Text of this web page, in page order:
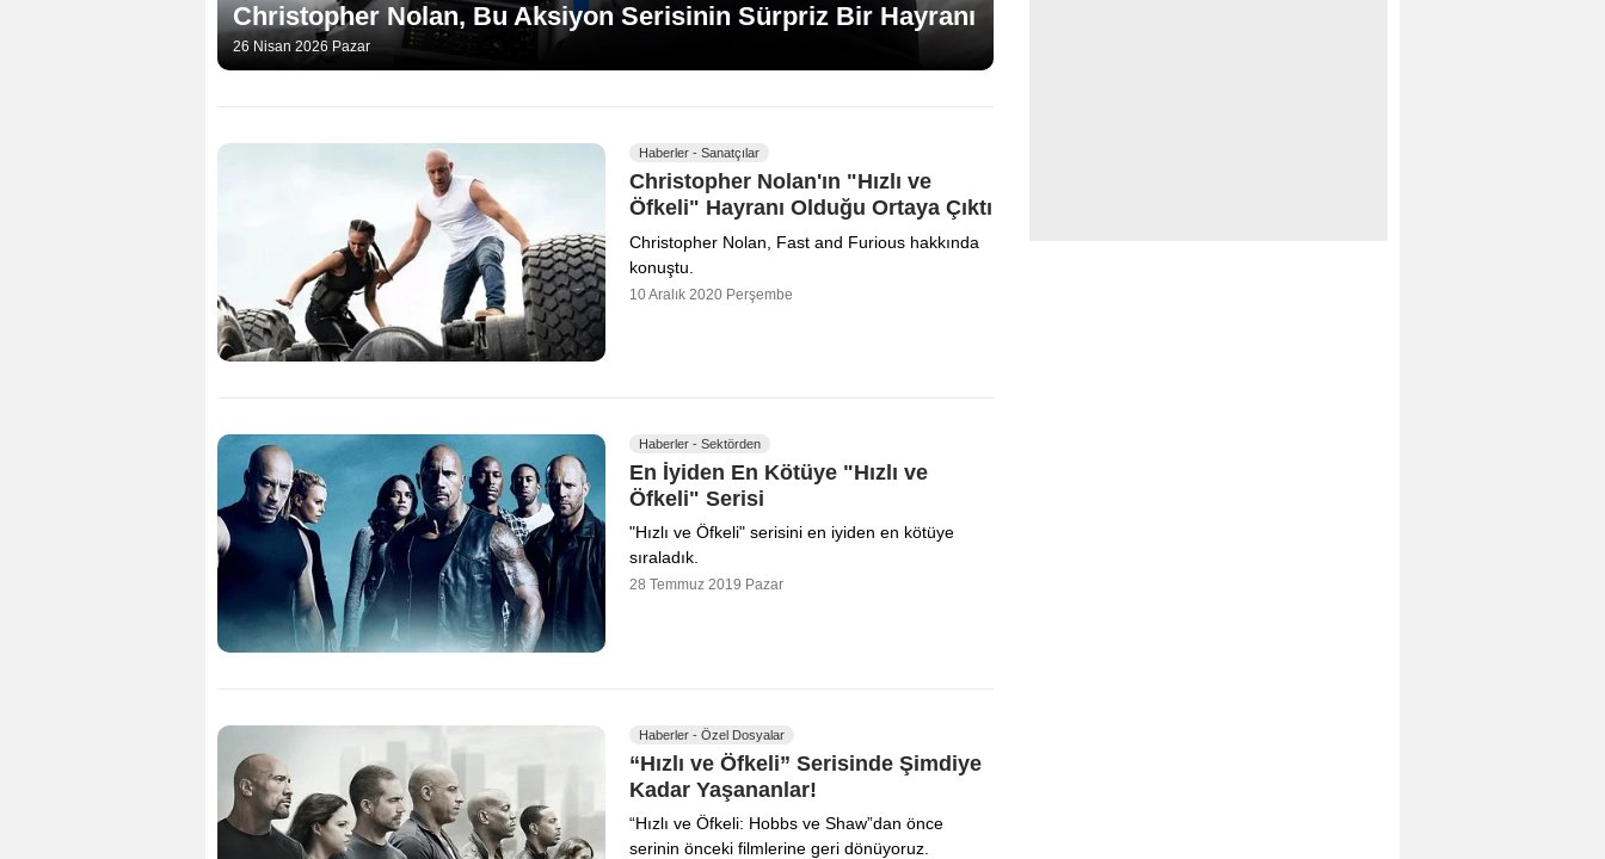
Christopher Nolan, Bu Aksiyon Serisinin Sürpriz Bir Hayranı
26 Nisan 2026 Pazar
Haberler - Sanatçılar
Christopher Nolan'ın "Hızlı ve
Öfkeli" Hayranı Olduğu Ortaya Çıktı
Christopher Nolan, Fast and Furious hakkında
konuştu.
10 Aralık 2020 Perşembe
Haberler - Sektörden
En İyiden En Kötüye "Hızlı ve
Öfkeli" Serisi
"Hızlı ve Öfkeli" serisini en iyiden en kötüye
sıraladık.
28 Temmuz 2019 Pazar
Haberler - Özel Dosyalar
“Hızlı ve Öfkeli” Serisinde Şimdiye
Kadar Yaşananlar!
“Hızlı ve Öfkeli: Hobbs ve Shaw”dan önce
serinin önceki filmlerine geri dönüyoruz.